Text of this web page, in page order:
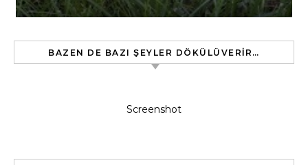
BAZEN DE BAZI ŞEYLER DÖKÜLÜVERIR…
Screenshot